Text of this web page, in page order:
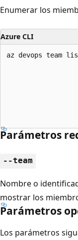
Enumerar los
Azure CLI
az devops team
Parámetros
--team
Nombre o
mostrar los
Parámetros
Los parámetros